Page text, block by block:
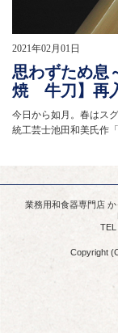
2021年02月01日
思わずため
焼 牛刀】再
今日から如月。春はス
統工芸士池田和美氏作
業務用和食器専門店
TEL
Copyright